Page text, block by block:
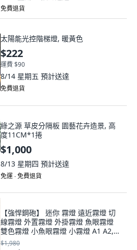
免費退貨
太陽能光控階梯燈, 暖黃色
$222
運費 $90
8/14 星期五 預計送達
免費退貨
綠之源 草皮分隔板 園藝花卉造景, 高
度11CM*1捲
$1,000
8/13 星期四 預計送達
免運 ∙ 免費退貨
【強悍鋼砲】 迷你 霧燈 遠近霧燈 切
線霧燈 外置霧燈 外掛霧燈 魚眼霧燈
雙色霧燈 小魚眼霧燈 小霧燈 A1 A2,
迷你霧燈 JC XC1 (A1外觀)
$1,980